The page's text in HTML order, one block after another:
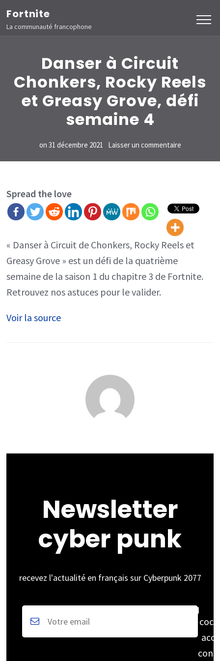
Aller
au
contenu
Fortnite
La communauté francophone
Danser à Circuit
Chonkers, Rocky Reels
et Greasy Grove, défi
semaine 4
on 31 décembre 2021 Laisser un commentairesur
Danser
Chonkers,
Rocky
Spread the love
« Danser à Circuit de Chonkers, Rocky Reels et
Greasy Grove » est un défi de la quatrième
semaine de la saison 1 du chapitre 3 de Fortnite.
Retrouvez nos astuces pour le valider.
Voir la source
Newsletter
cyber punk
recevez l'actualité en français sur Cyberpunk 2077